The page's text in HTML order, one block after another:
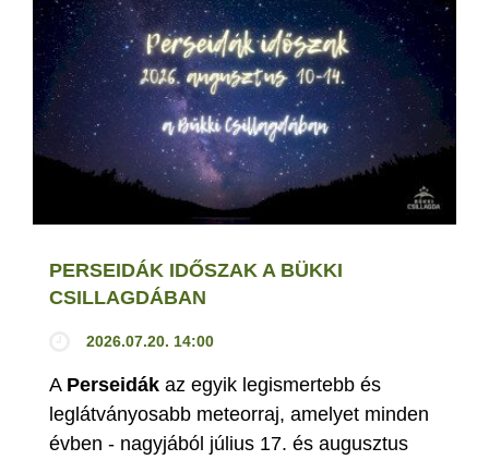
PERSEIDÁK IDŐSZAK A BÜKKI
CSILLAGDÁBAN
2026.07.20. 14:00
A Perseidák az egyik legismertebb és
leglátványosabb meteorraj, amelyet minden
évben - nagyjából július 17. és augusztus